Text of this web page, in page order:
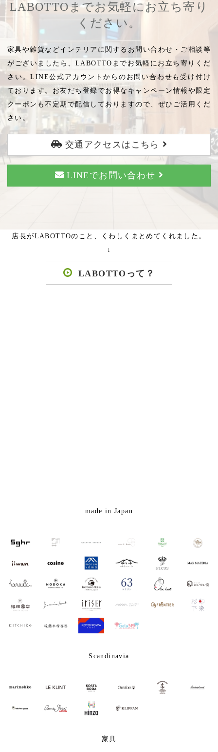
LABOTTOまでお気軽にお立ち寄り
ください。
家具や雑貨などインテリアに関するお問い合わせ・ご相談等
がございましたら、LABOTTOまでお気軽にお立ち寄りくだ
さい。LINE公式アカウントからのお問い合わせも受け付け
ております。お友だち登録でお得なキャンペーン情報や限定
クーポンも不定期で配信しておりますので、ぜひご活用くだ
さい。
交通アクセスはこちら
LINEでお問い合わせ
店長がLABOTTOのこと、くわしくまとめてくれました。
↓
LABOTTOって？
made in Japan
Scandinavia
家具